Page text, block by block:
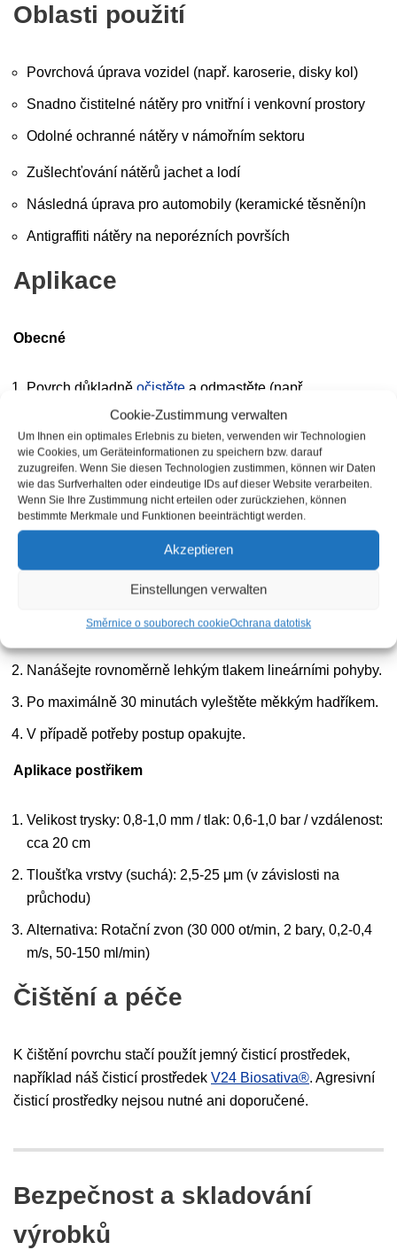
Cookie-Zustimmung verwalten
Um Ihnen ein optimales Erlebnis zu bieten, verwenden wir Technologien
wie Cookies, um Geräteinformationen zu speichern bzw. darauf
zuzugreifen. Wenn Sie diesen Technologien zustimmen, können wir Daten
wie das Surfverhalten oder eindeutige IDs auf dieser Website verarbeiten.
Wenn Sie Ihre Zustimmung nicht erteilen oder zurückziehen, können
bestimmte Merkmale und Funktionen beeinträchtigt werden.
Akzeptieren
Einstellungen verwalten
Směrnice o souborech cookieOchrana datotisk
Oblasti použití
Povrchová úprava vozidel (např. karoserie, disky kol)
Snadno čistitelné nátěry pro vnitřní i venkovní prostory
Odolné ochranné nátěry v námořním sektoru
Zušlechťování nátěrů jachet a lodí
Následná úprava pro automobily (keramické těsnění)n
Antigraffiti nátěry na neporézních površích
Aplikace
Obecné
Povrch důkladně očistěte a odmastěte (např.
izopropanolem, octanem ethylnatým nebo lakovým
benzínem).
Povrch musí být zcela suchý a zbavený mastnoty.
Teplota zpracování: 15-30 °C, relativní vlhkost: 50-80 %.
Vyhněte se přímému slunečnímu záření.
Aplikace přejetím prstem
Naneste několik kapek (5-10/ml m²) na utěrku z
Nanášejte rovnoměrně lehkým tlakem lineárními pohyby.
Po maximálně 30 minutách vyleštěte měkkým hadříkem.
V případě potřeby postup opakujte.
Aplikace postřikem
Velikost trysky: 0,8-1,0 mm / tlak: 0,6-1,0 bar / vzdálenost:
cca 20 cm
Tloušťka vrstvy (suchá): 2,5-25 μm (v závislosti na
průchodu)
Alternativa: Rotační zvon (30 000 ot/min, 2 bary, 0,2-0,4
m/s, 50-150 ml/min)
Čištění a péče
K čištění povrchu stačí použít jemný čisticí prostředek,
například náš čisticí prostředek V24 Biosativa®. Agresivní
čisticí prostředky nejsou nutné ani doporučené.
Bezpečnost a skladování
výrobků